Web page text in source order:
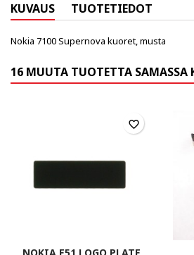
KUVAUS TUOTETIEDOT
Nokia 7100 Supernova kuoret, musta
16 MUUTA TUOTETTA SAMASSA
favorite_border